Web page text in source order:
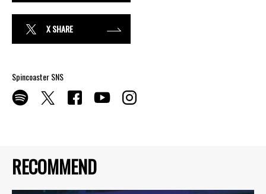
RECOMMEND
X SHARE
Spincoaster SNS